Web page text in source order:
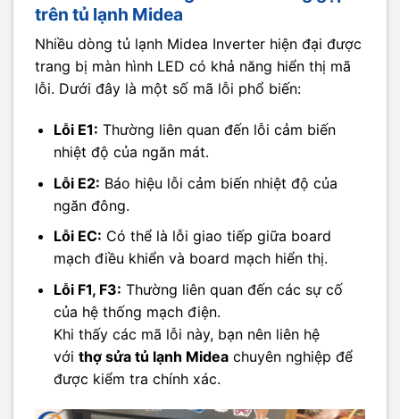
trên tủ lạnh Midea
Nhiều dòng tủ lạnh Midea Inverter hiện đại được
trang bị màn hình LED có khả năng hiển thị mã
lỗi. Dưới đây là một số mã lỗi phổ biến:
Lỗi E1: Thường liên quan đến lỗi cảm biến
nhiệt độ của ngăn mát.
Lỗi E2: Báo hiệu lỗi cảm biến nhiệt độ của
ngăn đông.
Lỗi EC: Có thể là lỗi giao tiếp giữa board
mạch điều khiển và board mạch hiển thị.
Lỗi F1, F3: Thường liên quan đến các sự cố
của hệ thống mạch điện.
Khi thấy các mã lỗi này, bạn nên liên hệ
với thợ sửa tủ lạnh Mideachuyên nghiệp để
được kiểm tra chính xác.